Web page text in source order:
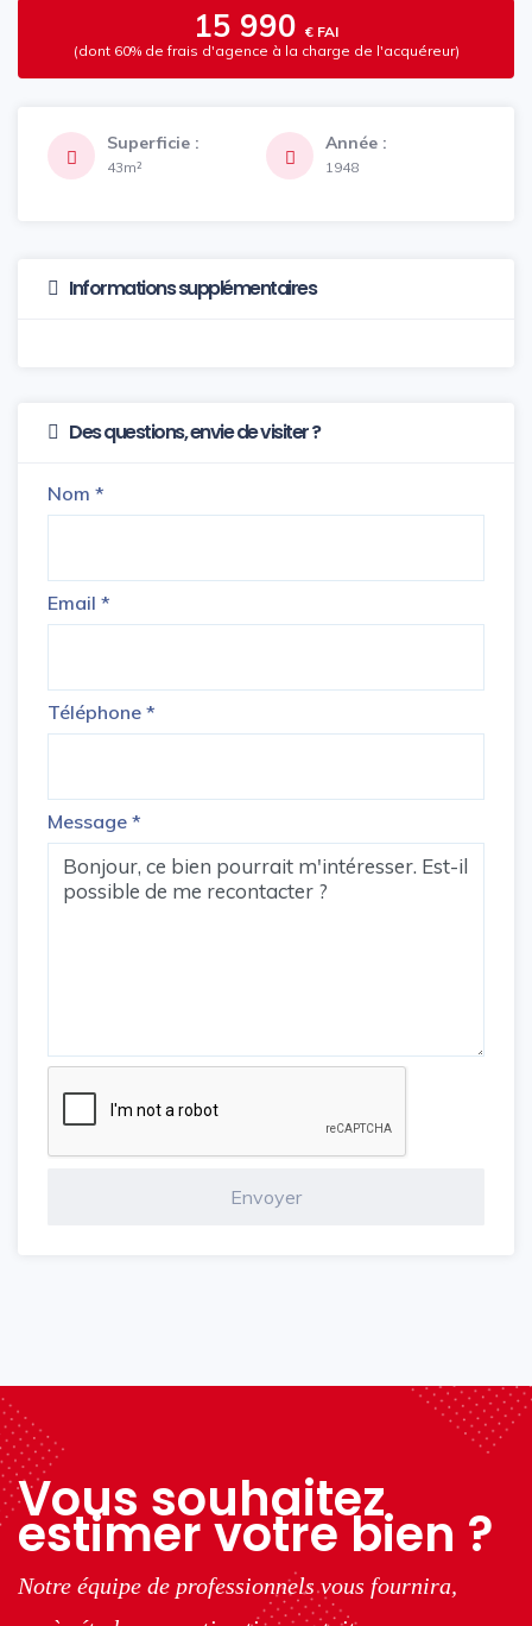
15 990 € FAI
(dont 60% de frais d'agence à la charge de l'acquéreur)
Superficie :
43m²
Année :
1948
Informations supplémentaires
Des questions, envie de visiter ?
Nom *
Email *
Téléphone *
Message *
Vous souhaitez
estimer votre bien ?
Notre équipe de professionnels vous fournira,